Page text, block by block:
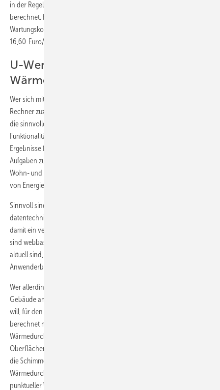
in der Regel jährliche Update/Upgrade werden rund 50 Euro
berechnet. Bei Weblösungen sind sowohl Nutzungs- als auch
Wartungskosten in den Software-Mietgebühren (zwischen 3,00 und
16,60 Euro/Monat) enthalten.
U-Wert-, EnEV- oder besser eine
Wärmebrückensoftware?
Wer sich mit dem Gedanken trägt, sich einen separaten U-Wert-
Rechner zuzulegen, sollte vorher prüfen, ob eine EnEV-Software nicht
die sinnvollere Wahl ist. Sie bietet meist eine vergleichbare
Funktionalität und zugleich den Vorteil, dass alle Eingaben und
Ergebnisse für alle an die U-Wert-Berechnung anschließenden
Aufgaben zur Verfügung stehen: für die energetische Optimierung von
Wohn- und Nichtwohngebäuden, die Energieberatung, die Erstellung
von Energieausweisen, Sanierungsfahrplänen und so weiter.
Sinnvoll sind separat lauffähige U-Wert-Rechner dann, wenn sie
datentechnisch an EnEV-Programme angebunden sind, sodass auch
damit ein vernetztes, durchgängiges Arbeiten möglich ist. Interessant
sind webbasierte U-Wert-Rechner, weil Software und Daten stets
aktuell sind, Material- und Bauteilkataloge sich dank
Anwenderbeteiligung vergrößern können.
Wer allerdings ins Detail gehen, alle Bauteile und Anschlüsse im
Gebäude analysieren sowie wärme- und feuchtetechnisch optimieren
will, für den ist Wärmebrückensoftware die richtige Wahl. Sie
berechnet neben U-Werten auch Psi-Werte (längenbezogene
Wärmedurchgangskoeffizienten) für detaillierte EnEV-Nachweise,
Oberflächentemperaturfaktoren (F-Werte) für Feuchteanalysen und
die Schimmelpilzbetrachtung oder punktbezogene
Wärmedurchgangskoeffizienten (Chi-Werte) für die Betrachtung
punktueller Wärmebrücken, ferner Temperaturen, Isothermen und